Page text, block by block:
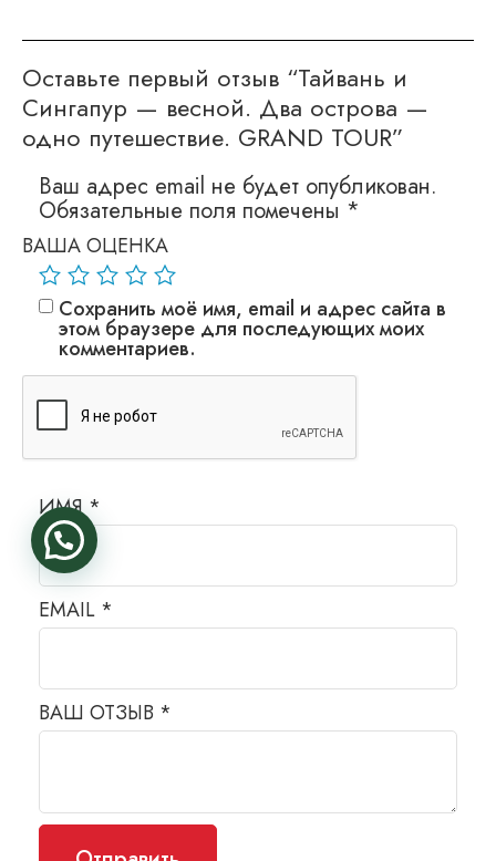
Оставьте первый отзыв “Тайвань и
Сингапур — весной. Два острова —
одно путешествие. GRAND TOUR”
Ваш адрес email не будет опубликован.
Обязательные поля помечены *
ВАША ОЦЕНКА
ВАШ ОТЗЫВ *
ИМЯ*
EMAIL *
Сохранить моё имя, email и адрес сайта в
этом браузере для последующих моих
комментариев.